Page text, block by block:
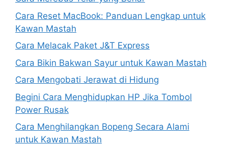
Cara Reset MacBook: Panduan Lengkap untuk
Kawan Mastah
Cara Melacak Paket J&T Express
Cara Bikin Bakwan Sayur untuk Kawan Mastah
Cara Mengobati Jerawat di Hidung
Begini Cara Menghidupkan HP Jika Tombol
Power Rusak
Cara Menghilangkan Bopeng Secara Alami
untuk Kawan Mastah